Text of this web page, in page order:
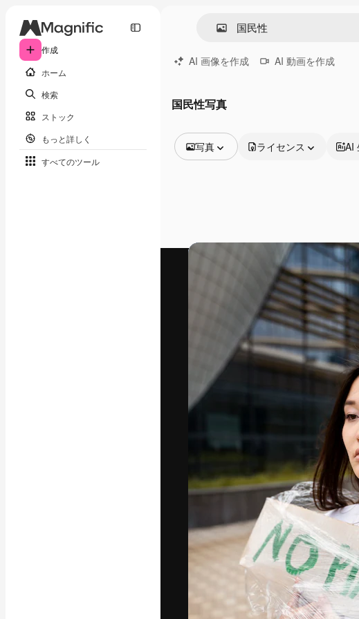
作成
ホーム
検索
ストック
もっと詳しく
すべてのツール
AI 画像を作成 AI 動画を作成
国民性写真
写真
動画
モーショングラフィックス
ライセンス AI
最高のクリエイティブ制
ットフォーム。クリエイ
店、スタジオを含む100
Copyright © 2010-2026Freepik